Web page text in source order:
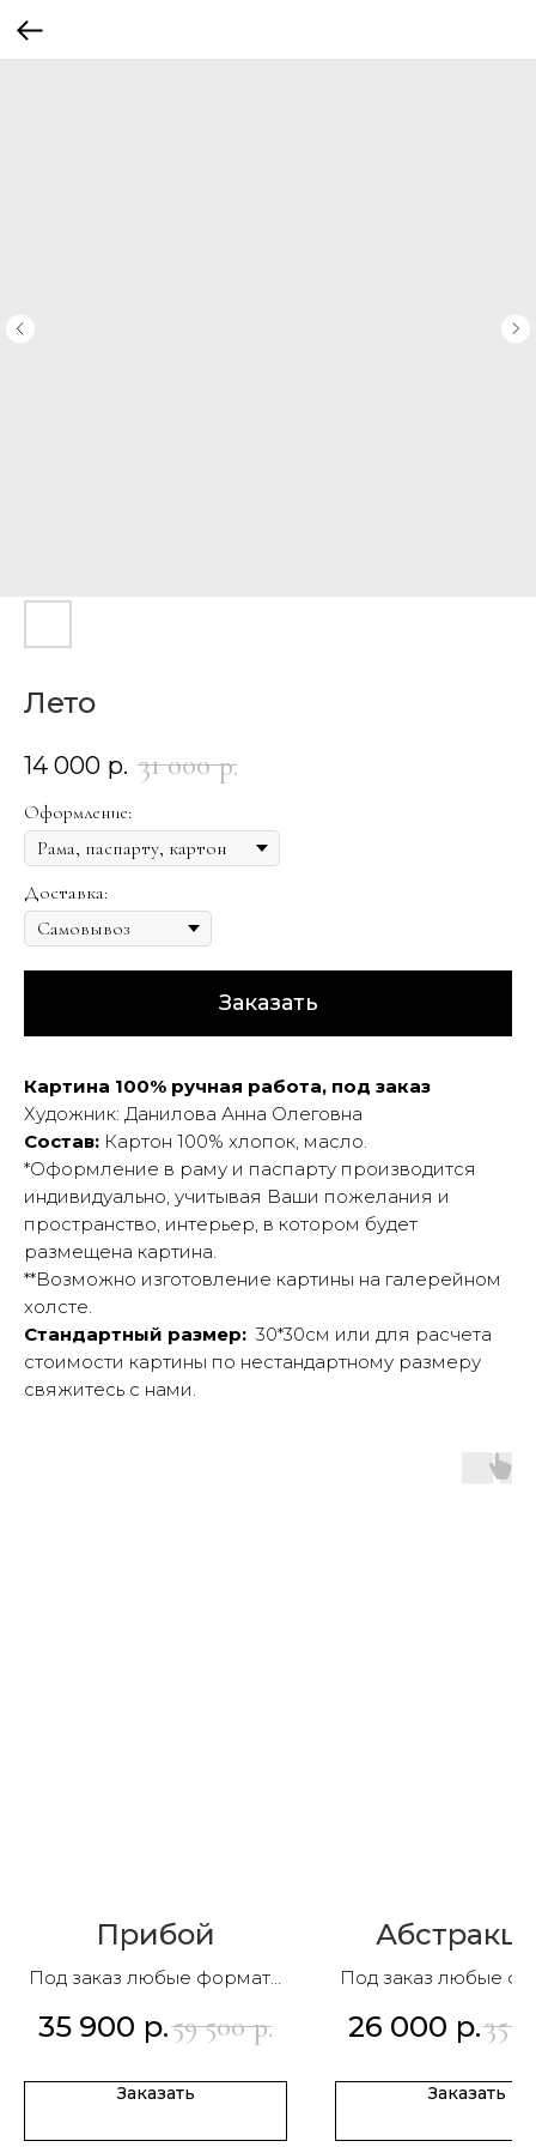
Лето
14 000 р. 31 000 р.
Оформление:
Доставка:
Заказать
Картина 100% ручная работа, под заказ
Художник: Данилова Анна Олеговна
Состав: Картон 100% хлопок, масло.
*Оформление в раму и паспарту производится
индивидуально, учитывая Ваши пожелания и
пространство, интерьер, в котором будет
размещена картина.
**Возможно изготовление картины на галерейном
холсте.
Стандартный размер: 30*30см или для расчета
стоимости картины по нестандартному размеру
свяжитесь с нами.
Прибой
Под заказ любые форматы
35 900 р.59 500 р.
Заказать
Под заказ любые
26 000 р.35
Заказать